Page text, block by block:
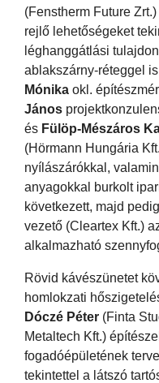
(Fenstherm Future
rejlő lehetőségeket
léghanggátlási
ablakszárny-réteggel
Mónika okl.
János
és Fülöp-Mészáros
(Hörmann Hungária
nyílászárókkal,
anyagokkal burkolt
következett, majd pedig
vezető (Cleartex Kft.)
alkalmazható
Rövid kávészünetet
homlokzati
Dóczé Péter (Finta
Metaltech Kft.)
fogadóépületének
tekintettel a látszó